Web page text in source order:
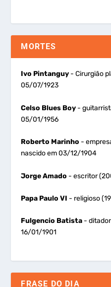
MORTES
Ivo Pintanguy - Cirurgião
05/07/1923
Celso Blues Boy -
05/01/1956
Roberto Marinho -
nascido em 03/12/1904
Jorge Amado - escritor
Papa Paulo VI - religioso
Fulgencio Batista -
16/01/1901
FRASE DO DIA